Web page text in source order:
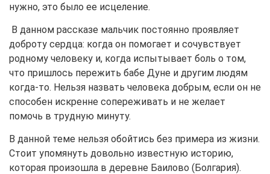
нужно, это было ее исцеление.
В данном рассказе мальчик постоянно проявляет
доброту сердца: когда он помогает и сочувствует
родному человеку и, когда испытывает боль о том,
что пришлось пережить бабе Дуне и другим людям
когда-то. Нельзя назвать человека добрым, если он не
способен искренне сопереживать и не желает
помочь в трудную минуту.
В данной теме нельзя обойтись без примера из жизни.
Стоит упомянуть довольно известную историю,
которая произошла в деревне Баилово (Болгария).